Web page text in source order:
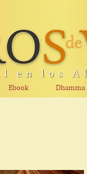
Ebook Dhamma